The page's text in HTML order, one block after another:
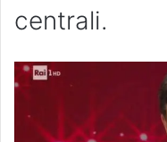
centrali.